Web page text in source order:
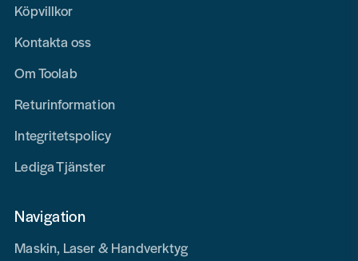
Köpvillkor
Kontakta oss
Om Toolab
Returinformation
Integritetspolicy
Lediga Tjänster
Navigation
Maskin, Laser & Handverktyg